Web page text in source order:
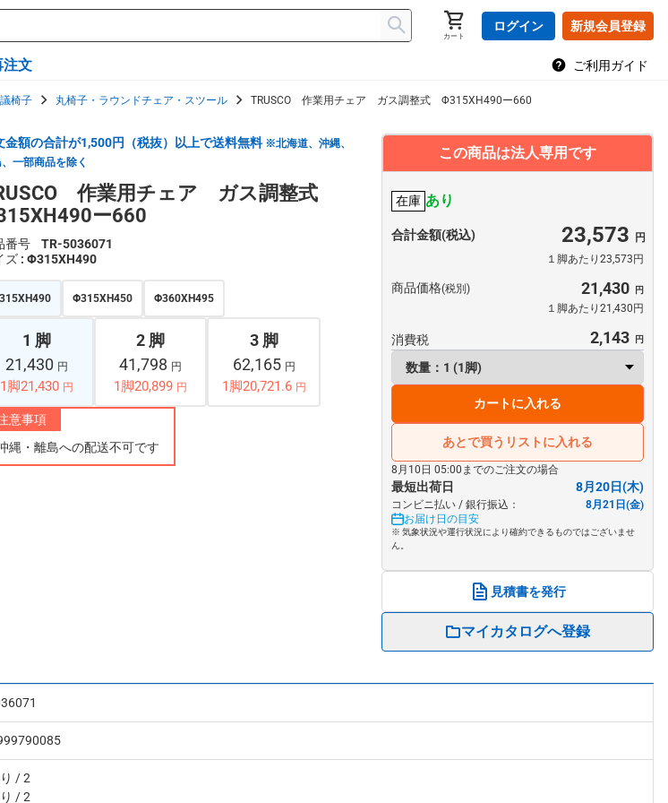
カート
ログイン 新規会員登録
注文 ご利用ガイド
椅子 丸椅子・ラウンドチェア・スツール TRUSCO 作業用チェア ガス調整式 Φ315XH490ー660
金額の合計が1,500円（税抜）以上で送料無料 ※北海道、沖縄、
一部商品を除く
作業用チェア ガス調整式
ー660
番号
TR-5036071
ズ : Φ315XH490
Φ315XH450 Φ360XH495
1 脚
21,430 円
1脚21,430 円
2 脚
41,798 円
1脚20,899 円
3 脚
62,165 円
1脚20,721.6 円
意事項
縄・離島への配送不可です
この商品は法人専用です
在庫 あり
合計金額(税込) 23,573
１脚あたり23,573円
商品価格(税別) 21,430
１脚あたり21,430円
消費税 2,143
カートに入れる
あとで買うリストに入れる
8月10日 05:00までのご注文の場合
最短出荷日 8月20日(木)
コンビニ払い / 銀行振込：
8月21日(金)
お届け日の目安
※ 気象状況や運行状況により確約できるものではございませ
ん。
見積書を発行
マイカタログへ登録
/ 2
/ 2